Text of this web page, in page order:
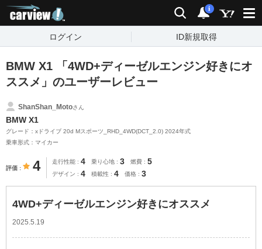
検索 通知
i
ログイン ID新規取得
BMW X1 「4WD+ディーゼルエンジン好きにオ
ススメ」のユーザーレビュー
ShanShan_Motoさん
BMW X1
グレード：xドライブ 20d Mスポーツ_RHD_4WD(DCT_2.0) 2024年式
乗車形式：マイカー
評価 4 走行性能 4 乗り心地 3 燃費 5
デザイン 4 積載性 4 価格 3
4WD+ディーゼルエンジン好きにオススメ
2025.5.19